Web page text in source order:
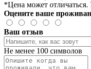
*Цена может
Оцените ваше
Ваш отзыв
Не менее 100 символов